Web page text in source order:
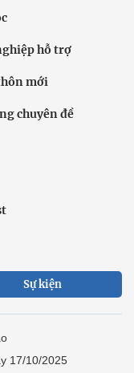
hỗ trợ
mới
chuyên đề
Sự kiện
17/10/2025